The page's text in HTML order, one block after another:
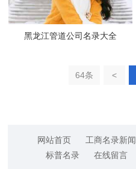
黑龙江管道公司名录大全
64条 <
网站首页 工商名录新闻
标普名录
在线留言